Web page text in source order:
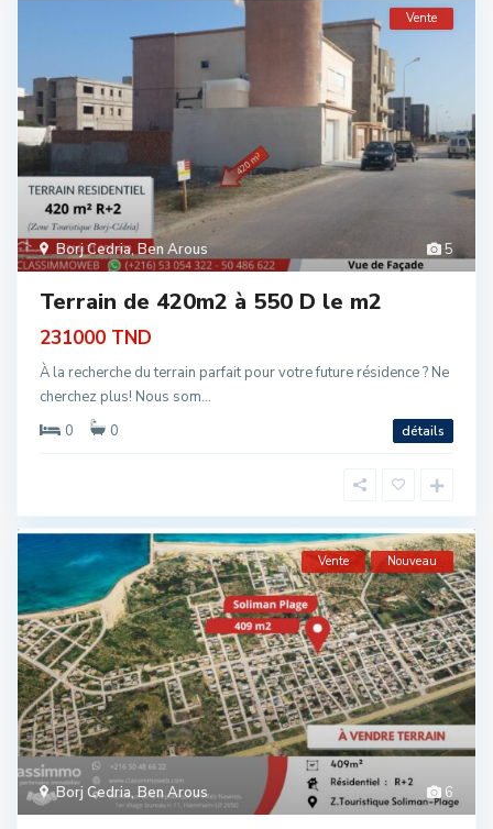
5
Borj Cedria,Ben Arous
Vente
Terrain de 420m2 à 550 D le m2
231000 TND
À la recherche du terrain parfait pour votre future résidence ? Ne
cherchez plus! Nous som...
0
0 détails
6
Borj Cedria,Ben Arous
Vente Nouveau